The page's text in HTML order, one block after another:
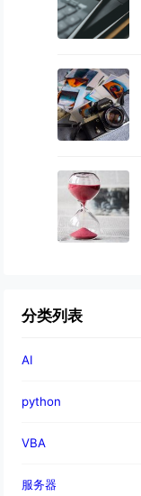
分类列表
AI
python
VBA
服务器